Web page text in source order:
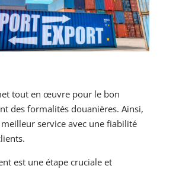
tout en œuvre pour le bon
des formalités douanières. Ainsi,
service avec une fiabilité
est une étape cruciale et